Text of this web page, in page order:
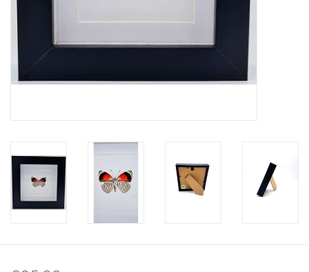
Huiden & vachten
Opgezette dieren
Hoorns & Geweien
Overige naturalia